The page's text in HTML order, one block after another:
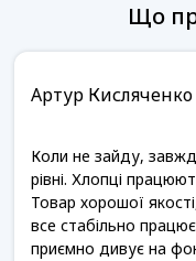
Що
Артур Кисляченко
Коли не зайду,
рівні. Хлопці
Товар хорошої
все стабільно
приємно дивує на